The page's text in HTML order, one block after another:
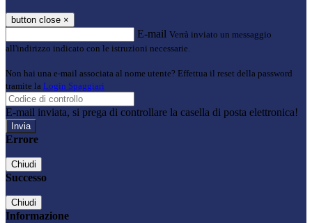
button close ×
E-mail Verrà inviato un messaggio
all'indirizzo indicato con le istruzioni necessarie.
Non hai una e-mail associata al nome utente? Effettua il reset della password
tramite la Login Spaggiari
E-mail inviata, si prega di controllare la casella di posta elettronica!
Errore
Chiudi
Successo
Chiudi
Informazione